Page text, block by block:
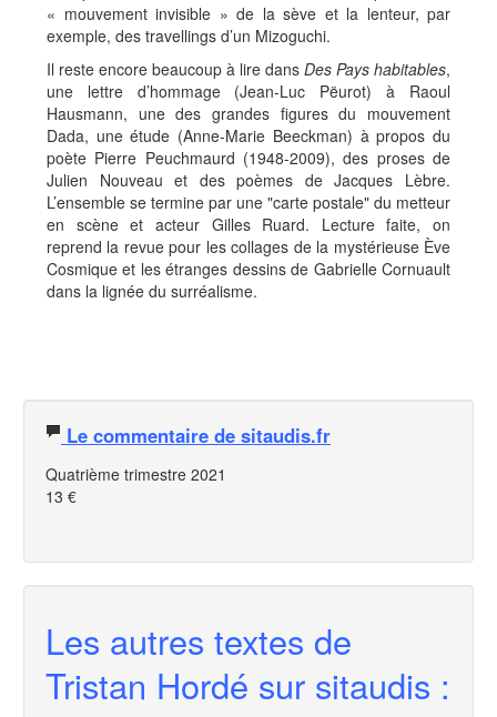
« mouvement invisible » de la sève et la lenteur, par
exemple, des travellings d’un Mizoguchi.
Il reste encore beaucoup à lire dans Des Pays habitables,
une lettre d’hommage (Jean-Luc Pëurot) à Raoul
Hausmann, une des grandes figures du mouvement
Dada, une étude (Anne-Marie Beeckman) à propos du
poète Pierre Peuchmaurd (1948-2009), des proses de
Julien Nouveau et des poèmes de Jacques Lèbre.
L’ensemble se termine par une "carte postale" du metteur
en scène et acteur Gilles Ruard. Lecture faite, on
reprend la revue pour les collages de la mystérieuse Ève
Cosmique et les étranges dessins de Gabrielle Cornuault
dans la lignée du surréalisme.
Le commentaire de sitaudis.fr
Quatrième trimestre 2021
13 €
Les autres textes de
Tristan Hordé sur sitaudis :